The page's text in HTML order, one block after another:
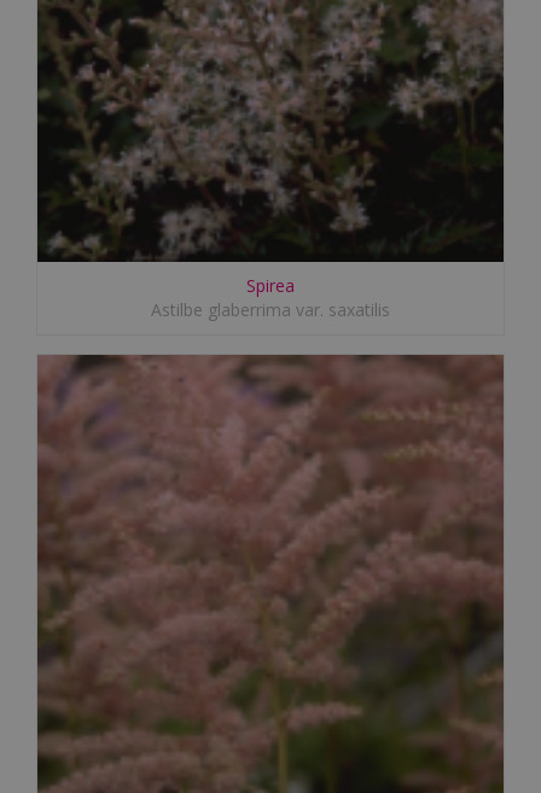
Spirea
Astilbe glaberrima var. saxatilis